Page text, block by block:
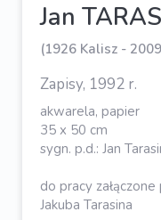
Jan
(1926 Kalisz -
Zapisy, 1992 r.
akwarela, papier
35 x 50 cm
sygn. p.d.: Jan
do pracy
Jakuba Tarasina